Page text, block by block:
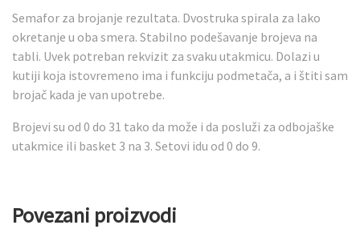
Semafor za brojanje rezultata. Dvostruka spirala za lako
okretanje u oba smera. Stabilno podešavanje brojeva na
tabli. Uvek potreban rekvizit za svaku utakmicu. Dolazi u
kutiji koja istovremeno ima i funkciju podmetača, a i štiti sam
brojač kada je van upotrebe.
Brojevi su od 0 do 31 tako da može i da posluži za odbojaške
utakmice ili basket 3 na 3. Setovi idu od 0 do 9.
Povezani proizvodi